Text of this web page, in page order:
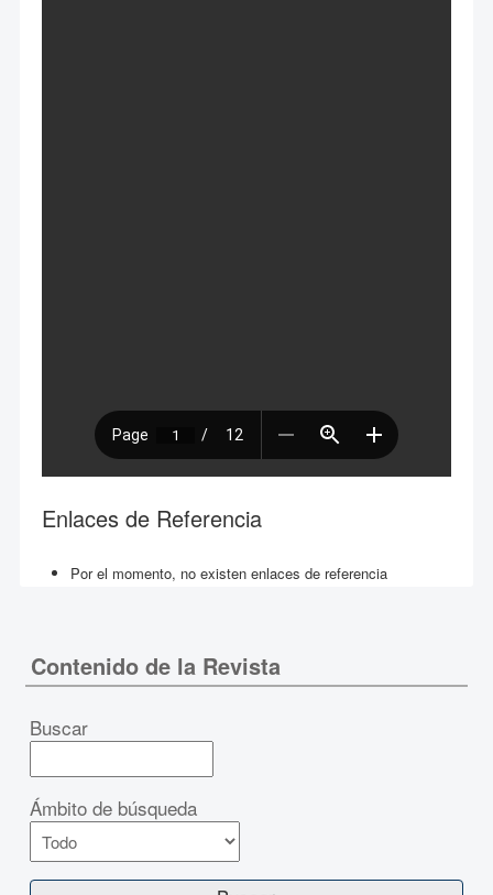
Enlaces de Referencia
Por el momento, no existen enlaces de referencia
Contenido de la Revista
Buscar
Ámbito de búsqueda